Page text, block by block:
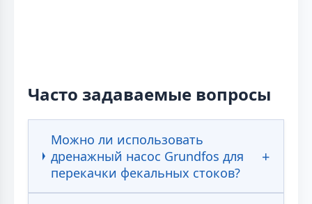
Часто задаваемые вопросы
Можно ли использовать
дренажный насос Grundfos для
перекачки фекальных стоков?